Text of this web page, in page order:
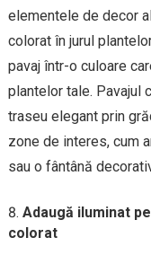
elementele de decor
colorat în jurul
pavaj într-o culoare
plantelor tale. Pavajul
traseu elegant prin
zone de interes, cum
sau o fântână
Adaugă iluminat
colorat